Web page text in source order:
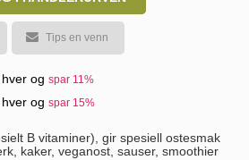
Tips en venn
hver og spar 11%
hver og spar 15%
B vitaminer), gir spesiell ostesmak
kaker, veganost, sauser, smoothier